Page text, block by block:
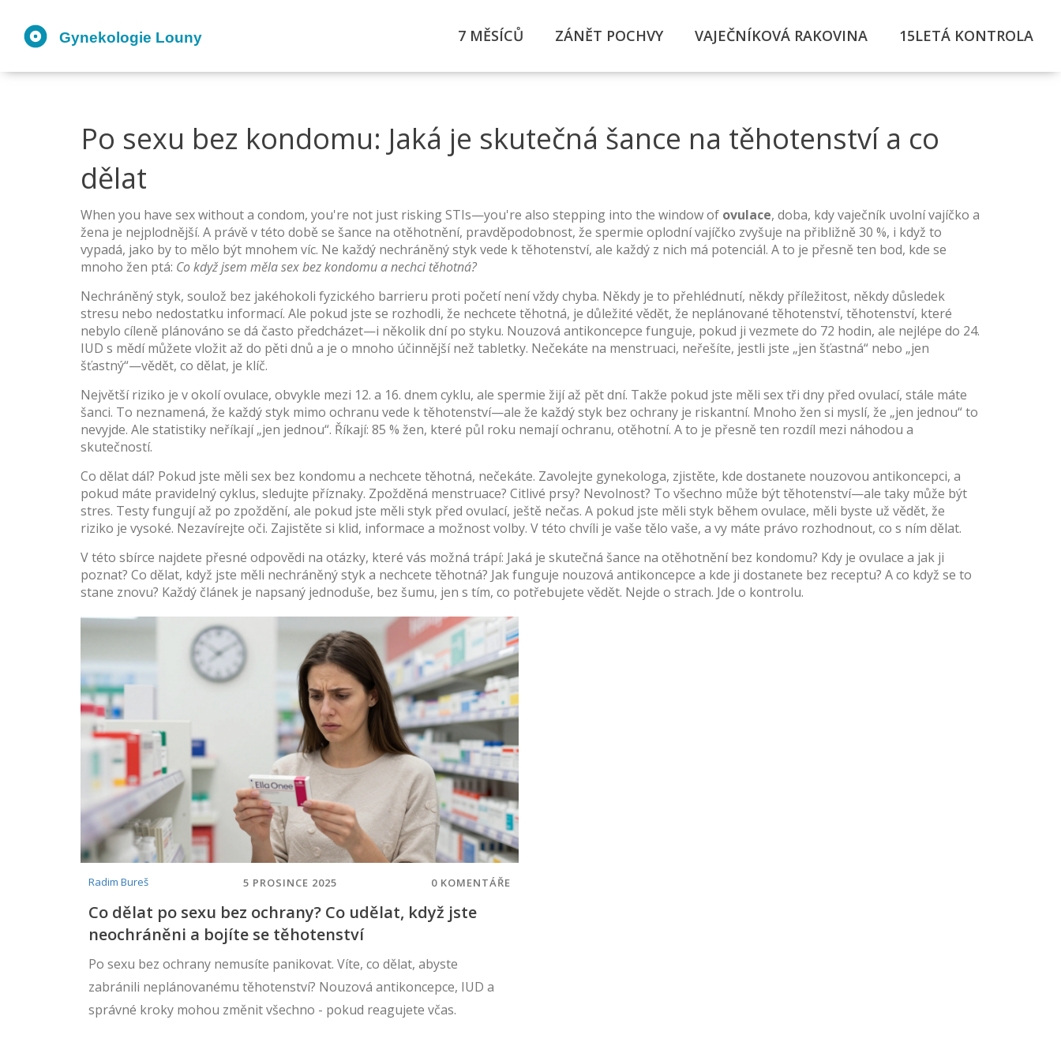
7 MĚSÍCŮ ZÁNĚT POCHVY VAJEČNÍKOVÁ RAKOVINA 15LETÁ KONTROLA
Po sexu bez kondomu: Jaká je skutečná šance na těhotenství a co
dělat
When you have sex without a condom, you're not just risking STIs—you're also stepping into the window of ovulace, doba, kdy vaječník uvolní vajíčko a
žena je nejplodnější. A právě v této době se šance na otěhotnění, pravděpodobnost, že spermie oplodní vajíčko zvyšuje na přibližně 30 %, i když to
vypadá, jako by to mělo být mnohem víc. Ne každý nechráněný styk vede k těhotenství, ale každý z nich má potenciál. A to je přesně ten bod, kde se
mnoho žen ptá: Co když jsem měla sex bez kondomu a nechci těhotná?
Nechráněný styk, soulož bez jakéhokoli fyzického barrieru proti početínení vždy chyba. Někdy je to přehlédnutí, někdy příležitost, někdy důsledek
stresu nebo nedostatku informací. Ale pokud jste se rozhodli, že nechcete těhotná, je důležité vědět, že neplánované těhotenství, těhotenství, které
nebylo cíleně plánováno se dá často předcházet—i několik dní po styku. Nouzová antikoncepce funguje, pokud ji vezmete do 72 hodin, ale nejlépe do 24.
IUD s mědí můžete vložit až do pěti dnů a je o mnoho účinnější než tabletky. Nečekáte na menstruaci, neřešíte, jestli jste „jen šťastná“ nebo „jen
šťastný“—vědět, co dělat, je klíč.
Největší riziko je v okolí ovulace, obvykle mezi 12. a 16. dnem cyklu, ale spermie žijí až pět dní. Takže pokud jste měli sex tři dny před ovulací, stále máte
šanci. To neznamená, že každý styk mimo ochranu vede k těhotenství—ale že každý styk bez ochrany je riskantní. Mnoho žen si myslí, že „jen jednou“ to
nevyjde. Ale statistiky neříkají „jen jednou“. Říkají: 85 % žen, které půl roku nemají ochranu, otěhotní. A to je přesně ten rozdíl mezi náhodou a
skutečností.
Co dělat dál? Pokud jste měli sex bez kondomu a nechcete těhotná, nečekáte. Zavolejte gynekologa, zjistěte, kde dostanete nouzovou antikoncepci, a
pokud máte pravidelný cyklus, sledujte příznaky. Zpožděná menstruace? Citlivé prsy? Nevolnost? To všechno může být těhotenství—ale taky může být
stres. Testy fungují až po zpoždění, ale pokud jste měli styk před ovulací, ještě nečas. A pokud jste měli styk během ovulace, měli byste už vědět, že
riziko je vysoké. Nezavírejte oči. Zajistěte si klid, informace a možnost volby. V této chvíli je vaše tělo vaše, a vy máte právo rozhodnout, co s ním dělat.
V této sbírce najdete přesné odpovědi na otázky, které vás možná trápí: Jaká je skutečná šance na otěhotnění bez kondomu? Kdy je ovulace a jak ji
poznat? Co dělat, když jste měli nechráněný styk a nechcete těhotná? Jak funguje nouzová antikoncepce a kde ji dostanete bez receptu? A co když se to
stane znovu? Každý článek je napsaný jednoduše, bez šumu, jen s tím, co potřebujete vědět. Nejde o strach. Jde o kontrolu.
Radim Bureš 5 PROSINCE 2025 0 KOMENTÁŘE
Co dělat po sexu bez ochrany? Co udělat, když jste
neochráněni a bojíte se těhotenství
Po sexu bez ochrany nemusíte panikovat. Víte, co dělat, abyste
zabránili neplánovanému těhotenství? Nouzová antikoncepce, IUD a
správné kroky mohou změnit všechno - pokud reagujete včas.